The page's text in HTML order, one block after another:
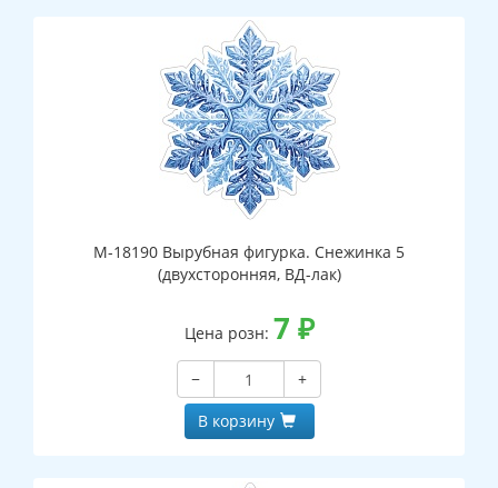
М-18190 Вырубная фигурка. Снежинка 5
(двухсторонняя, ВД-лак)
Цена розн: 7 ₽
−
+
В корзину